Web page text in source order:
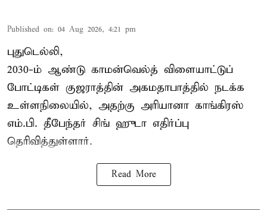
Published on: 04 Aug 2026, 4:21 pm
புதுடெல்லி,
2030-ம் ஆண்டு காமன்வெல்த் விளையாட்டுப்
போட்டிகள் குஜராத்தின் அகமதாபாத்தில் நடக்க
உள்ளநிலையில், அதற்கு அரியானா காங்கிரஸ்
எம்.பி. தீபேந்தர் சிங் ஹுடா எதிர்ப்பு
தெரிவித்துள்ளார்.
Read More